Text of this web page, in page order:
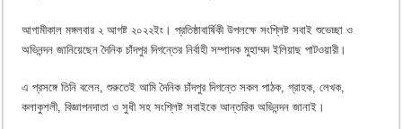
আগামীকাল মঙ্গলবার ২ আগষ্ট ২০২২ইং। প্রতিষ্ঠাবার্ষিকী উপলক্ষে সংশ্লিষ্ট সবাই শুভেচ্ছা ও
অভিনন্দন জানিয়েছেন দৈনিক চাঁদপুর দিগন্তের নির্বাহী সম্পাদক মুহাম্মদ ইলিয়াছ পাটওয়ারী।
এ প্রসঙ্গে তিনি বলেন, শুরুতেই আমি দৈনিক চাঁদপুর দিগন্তে সকল পাঠক, গ্রাহক, লেখক,
কলাকুশলী, বিজ্ঞাপনদাতা ও সুধী সহ সংশ্লিষ্ট সবাইকে আন্তরিক অভিনন্দন জানাই।